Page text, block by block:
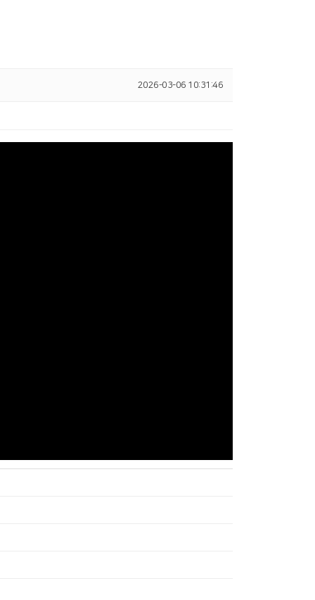
2026-03-06 10:31:46